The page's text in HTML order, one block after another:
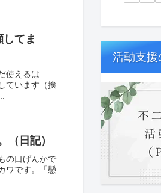
てま
使えるは
ています（挨
（日記）
の口げんかで
ワです。「懸
活動支